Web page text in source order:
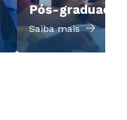
Pós-graduação
Saiba mais